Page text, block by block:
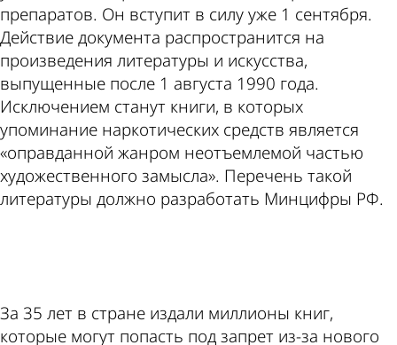
препаратов. Он вступит в силу уже 1 сентября.
Действие документа распространится на
произведения литературы и искусства,
выпущенные после 1 августа 1990 года.
Исключением станут книги, в которых
упоминание наркотических средств является
«оправданной жанром неотъемлемой частью
художественного замысла». Перечень такой
литературы должно разработать Минцифры РФ.
За 35 лет в стране издали миллионы книг,
которые могут попасть под запрет из-за нового